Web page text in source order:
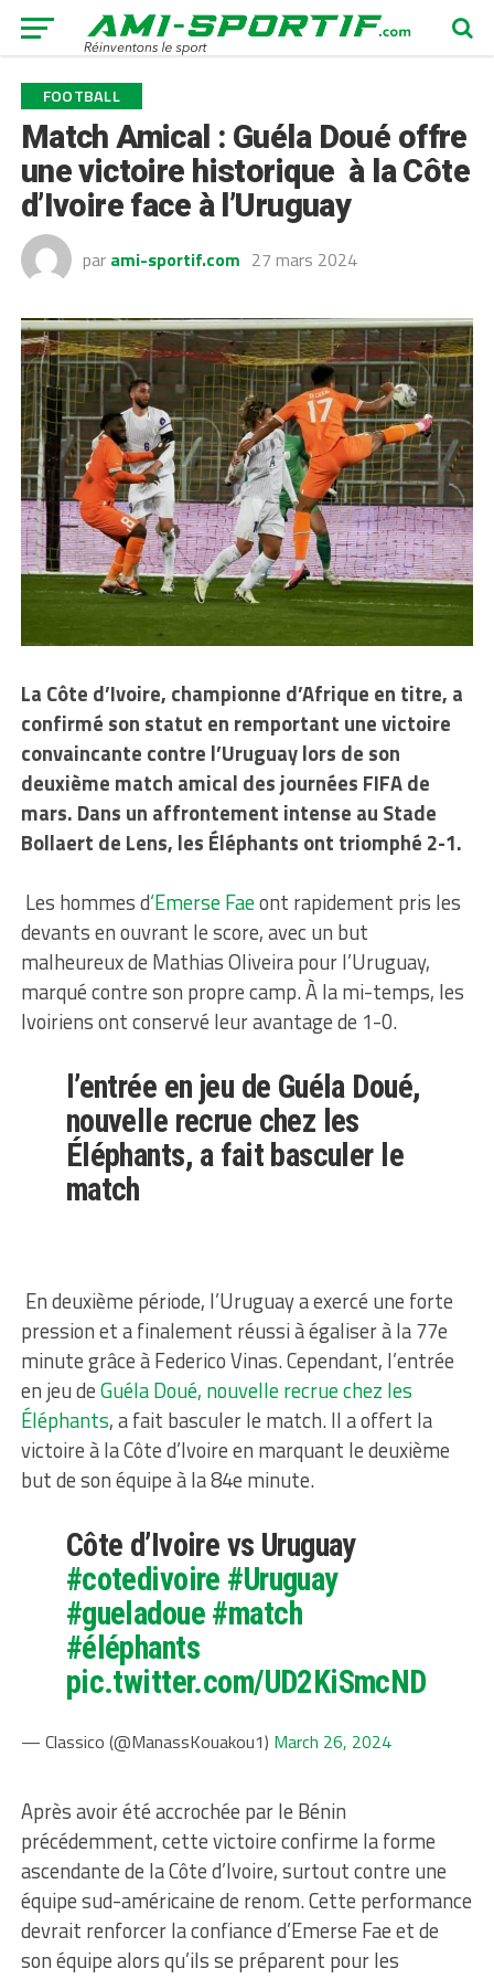
FOOTBALL
Match Amical : Guéla Doué offre
une victoire historique à la Côte
d’Ivoire face à l’Uruguay
par ami-sportif.com 27 mars 2024
La Côte d’Ivoire, championne d’Afrique en titre, a
confirmé son statut en remportant une victoire
convaincante contre l’Uruguay lors de son
deuxième match amical des journées FIFA de
mars. Dans un affrontement intense au Stade
Bollaert de Lens, les Éléphants ont triomphé 2-1.
Les hommes d‘Emerse Faeont rapidement pris les
devants en ouvrant le score, avec un but
malheureux de Mathias Oliveira pour l’Uruguay,
marqué contre son propre camp. À la mi-temps, les
Ivoiriens ont conservé leur avantage de 1-0.
l’entrée en jeu de Guéla Doué,
nouvelle recrue chez les
Éléphants, a fait basculer le
match
En deuxième période, l’Uruguay a exercé une forte
pression et a finalement réussi à égaliser à la 77e
minute grâce à Federico Vinas. Cependant, l’entrée
en jeu deGuéla Doué, nouvelle recrue chez les
Éléphants, a fait basculer le match. Il a offert la
victoire à la Côte d’Ivoire en marquant le deuxième
but de son équipe à la 84e minute.
Côte d’Ivoire vs Uruguay
#cotedivoire #Uruguay
#gueladoue #match
#éléphants
pic.twitter.com/UD2KiSmcND
— Classico (@ManassKouakou1) March 26, 2024
Après avoir été accrochée par le Bénin
précédemment, cette victoire confirme la forme
ascendante de la Côte d’Ivoire, surtout contre une
équipe sud-américaine de renom. Cette performance
devrait renforcer la confiance d’Emerse Fae et de
son équipe alors qu’ils se préparent pour les